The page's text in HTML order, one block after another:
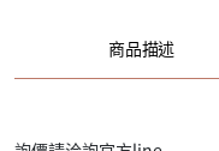
商品描述